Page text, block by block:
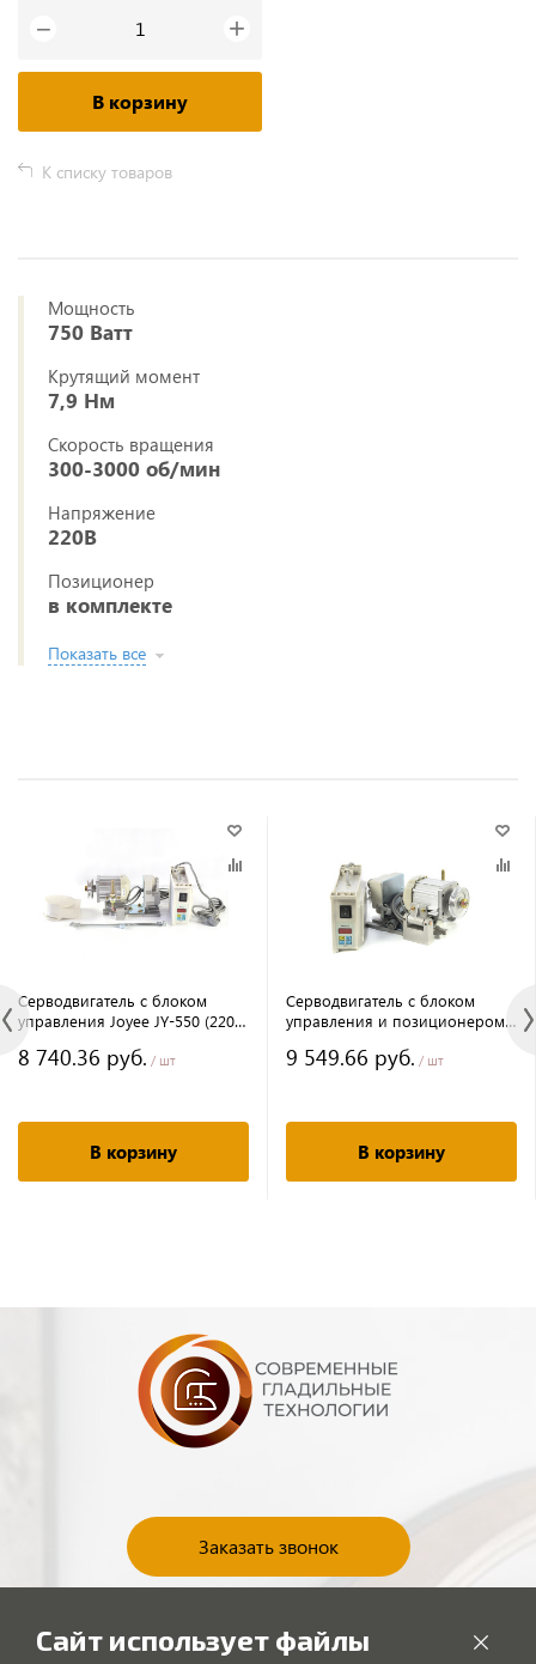
− +
В корзину
К списку товаров
Мощность
750 Ватт
Крутящий момент
7,9 Нм
Скорость вращения
300-3000 об/мин
Напряжение
220В
Позиционер
в комплекте
Показать все
Серводвигатель с блоком
управления Joyee JY-550 (220V,
8 740.36 руб. / шт
В корзину
Серводвигатель с блоком
управления и позиционером
9 549.66 руб. / шт
В корзину
Заказать звонок
*Данный интернет-ресурс носит исключительно информационный
Сайт использует файлы